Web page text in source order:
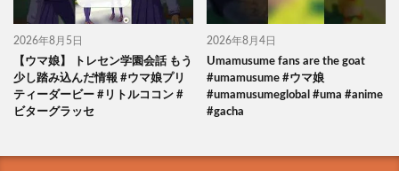
2026年8月5日
【ウマ娘】 トレセン学園会話 もう
少し踏み込んだ情報 #ウマ娘プリ
ティーダービー #リトルココン #
ビターグラッセ
2026年8月4日
Umamusume fans are the goat
#umamusume #ウマ娘
#umamusumeglobal #uma #anime
#gacha